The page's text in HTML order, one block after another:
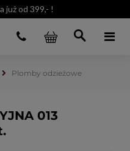
już od 399,- !
Plomby odzieżowe
013